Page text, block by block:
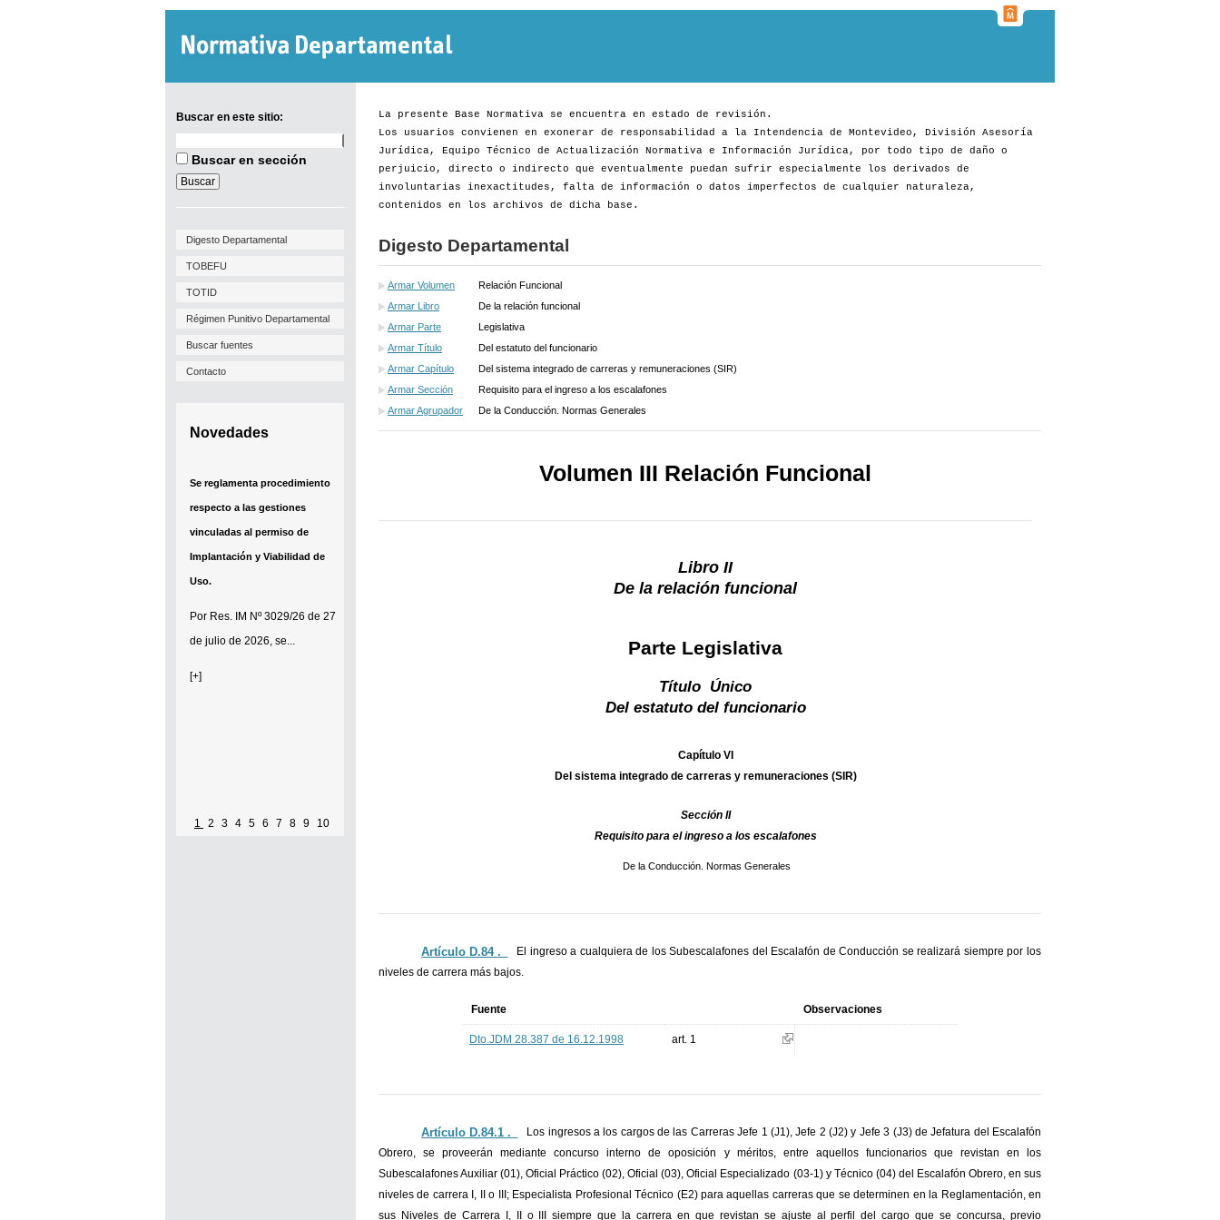
Buscar en este sitio:
en
sitio:
Buscar en sección
Digesto Departamental
TOBEFU
TOTID
Régimen Punitivo Departamental
Buscar fuentes
Contacto
Novedades
Se reglamenta procedimiento
respecto a las gestiones
vinculadas al permiso de
Implantación y Viabilidad de
Uso.
Por Res. IM Nº 3029/26 de 27
de julio de 2026, se...
[+]
1 2 3 4 5 6 7 8 9 10
La presente Base Normativa se encuentra en estado de revisión.
Los usuarios convienen en exonerar de responsabilidad a la Intendencia de Montevideo, División Asesoría
Jurídica, Equipo Técnico de Actualización Normativa e Información Jurídica, por todo tipo de daño o
perjuicio, directo o indirecto que eventualmente puedan sufrir especialmente los derivados de
involuntarias inexactitudes, falta de información o datos imperfectos de cualquier naturaleza,
contenidos en los archivos de dicha base.
Digesto Departamental
Armar Volumen
Relación Funcional
Armar Libro
De la relación funcional
Armar Parte
Legislativa
Armar Título
Del estatuto del funcionario
Armar Capítulo
Del sistema integrado de carreras y remuneraciones (SIR)
Armar Sección
Requisito para el ingreso a los escalafones
Armar Agrupador
De la Conducción. Normas Generales
Volumen III Relación Funcional
Libro II
De la relación funcional
Parte Legislativa
Título Único
Del estatuto del funcionario
Capítulo VI
Del sistema integrado de carreras y remuneraciones (SIR)
Sección II
Requisito para el ingreso a los escalafones
De la Conducción. Normas Generales
Artículo D.84 ._
El ingreso a cualquiera de los Subescalafones del Escalafón de Conducción se realizará siempre por los
niveles de carrera más bajos.
Fuente Observaciones
Dto.JDM 28.387 de 16.12.1998 art. 1
Artículo D.84.1 ._
Los ingresos a los cargos de las Carreras Jefe 1 (J1), Jefe 2 (J2) y Jefe 3 (J3) de Jefatura del Escalafón
Obrero, se proveerán mediante concurso interno de oposición y méritos, entre aquellos funcionarios que revistan en los
Subescalafones Auxiliar (01), Oficial Práctico (02), Oficial (03), Oficial Especializado (03-1) y Técnico (04) del Escalafón Obrero, en sus
niveles de carrera I, II o III; Especialista Profesional Técnico (E2) para aquellas carreras que se determinen en la Reglamentación, en
sus Niveles de Carrera I, II o III siempre que la carrera en que revistan se ajuste al perfil del cargo que se concursa, previo